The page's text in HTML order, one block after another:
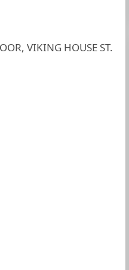
VIKING HOUSE ST.